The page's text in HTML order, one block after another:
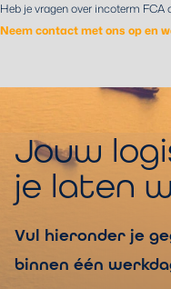
Heb je vragen over incoterm FCA
Neem contact met ons op en
Jouw
je laten
Vul hieronder je
binnen één